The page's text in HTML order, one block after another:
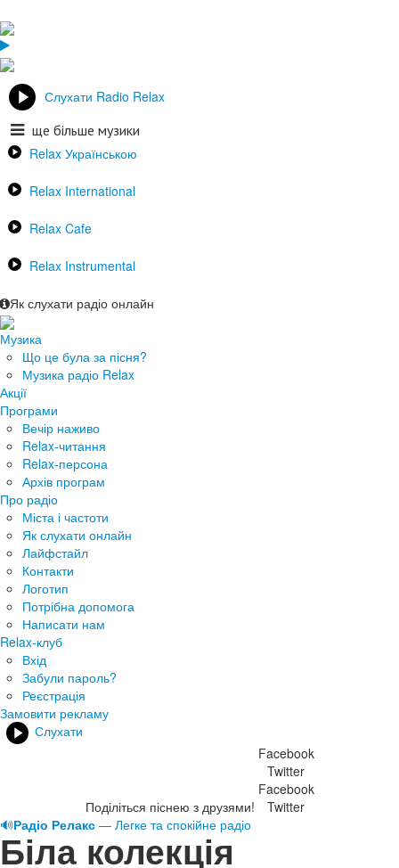
Слухати Radio Relax
ще більше музики
Relax Українською
Relax International
Relax Cafe
Relax Instrumental
Як слухати радіо онлайн
Музика
Що це була за пісня?
Музика радіо Relax
Акції
Програми
Вечір наживо
Relax-читання
Relax-персона
Архів програм
Про радіо
Міста і частоти
Як слухати онлайн
Лайфстайл
Контакти
Логотип
Потрібна допомога
Написати нам
Relax-клуб
Вхід
Забули пароль?
Реєстрація
Замовити рекламу
Слухати
Поділіться піснею з друзями!
Facebook
Twitter
Facebook
Twitter
🔊Радіо Релакс — Легке та спокійне радіо
Біла колекція